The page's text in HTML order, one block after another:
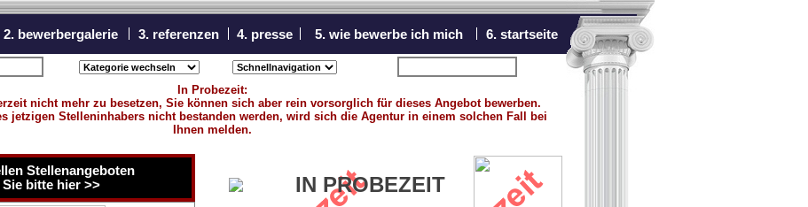
2. bewerbergalerie 3. referenzen 4. presse 5. wie bewerbe ich mich 6. startseite
In Probezeit:
nicht mehr zu besetzen, Sie können sich aber rein vorsorglich für dieses Angebot bewerben.
jetzigen Stelleninhabers nicht bestanden werden, wird sich die Agentur in einem solchen Fall bei
Ihnen melden.
Stellenangeboten
Sie bitte hier >>
IN PROBEZEIT